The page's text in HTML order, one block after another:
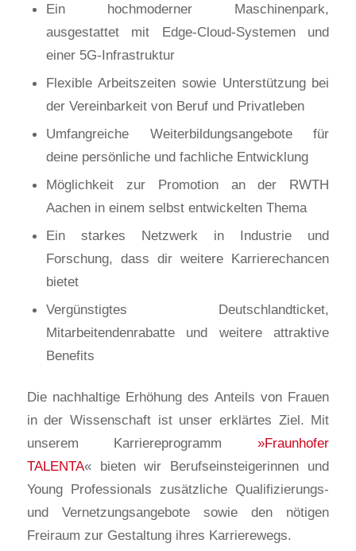
Ein hochmoderner Maschinenpark,
ausgestattet mit Edge-Cloud-Systemen und
einer 5G-Infrastruktur
Flexible Arbeitszeiten sowie Unterstützung bei
der Vereinbarkeit von Beruf und Privatleben
Umfangreiche Weiterbildungsangebote für
deine persönliche und fachliche Entwicklung
Möglichkeit zur Promotion an der RWTH
Aachen in einem selbst entwickelten Thema
Ein starkes Netzwerk in Industrie und
Forschung, dass dir weitere Karrierechancen
bietet
Vergünstigtes Deutschlandticket,
Mitarbeitendenrabatte und weitere attraktive
Benefits
Die nachhaltige Erhöhung des Anteils von Frauen
in der Wissenschaft ist unser erklärtes Ziel. Mit
unserem Karriereprogramm»Fraunhofer
TALENTA« bieten wir Berufseinsteigerinnen und
Young Professionals zusätzliche Qualifizierungs-
und Vernetzungsangebote sowie den nötigen
Freiraum zur Gestaltung ihres Karrierewegs.